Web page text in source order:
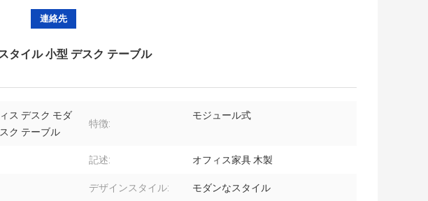
連絡先
タイル 小型 デスク テーブル
ス デスク モダ
ク テーブル
特徴:
モジュール式
記述: オフィス家具 木製
デザインスタイル: モダンなスタイル